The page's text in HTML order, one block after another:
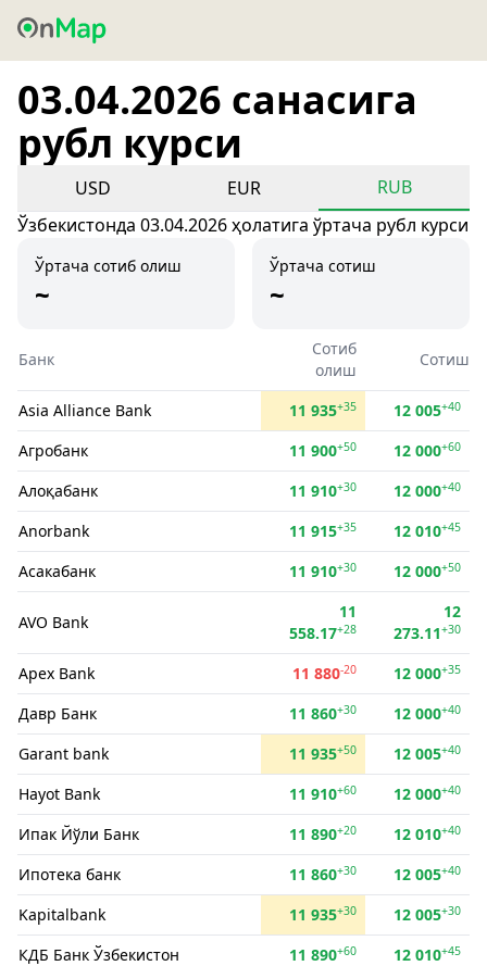
03.04.2026 санасига
рубл курси
USD EUR
RUB
Ўзбекистонда 03.04.2026 ҳолатига ўртача рубл курси
Ўртача сотиб олиш
~
Ўртача сотиш
~
Банк
Сотиб
олиш
Сотиш
Asia Alliance Bank 11 935+35 12 005+40
Агробанк 11 900+50 12 000+60
Алоқабанк 11 910+30 12 000+40
Anorbank 11 915+35 12 010+45
Асакабанк 11 910+30 12 000+50
AVO Bank
11
558.17+28
12
273.11+30
Apex Bank 11 880-20 12 000+35
Давр Банк 11 860+30 12 000+40
Garant bank 11 935+50 12 005+40
Hayot Bank 11 910+60 12 000+40
Ипак Йўли Банк 11 890+20 12 010+40
Ипотека банк 11 860+30 12 005+40
Kapitalbank 11 935+30 12 005+30
КДБ Банк Ўзбекистон 11 890+60 12 010+45